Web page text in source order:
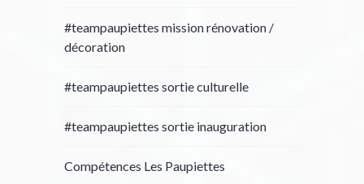
#teampaupiettes mission rénovation /
décoration
#teampaupiettes sortie culturelle
#teampaupiettes sortie inauguration
Compétences Les Paupiettes